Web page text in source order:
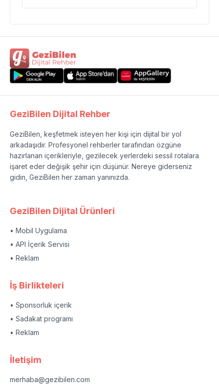
GeziBilen Dijital Rehber
GeziBilen, keşfetmek isteyen her kişi için dijital bir yol
arkadaşıdır. Profesyonel rehberler tarafından özgüne
hazırlanan içerikleriyle, gezilecek yerlerdeki sessil rotalara
işaret eder değişik şehir için düşünür. Nereye giderseniz
gidin, GeziBilen her zaman yanınızda.
GeziBilen Dijital Ürünleri
• Mobil Uygulama
• API İçerik Servisi
• Reklam
İş Birlikteleri
• Sponsorluk içerik
• Sadakat programı
• Reklam
İletişim
merhaba@gezibilen.com